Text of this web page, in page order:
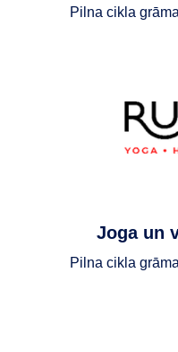
Pilna cikla
Joga un
Pilna cikla